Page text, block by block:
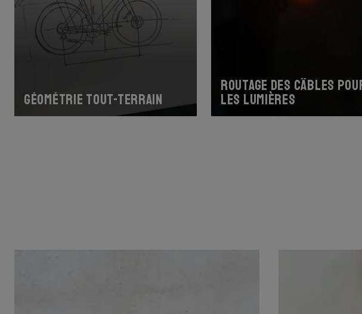
Géométrie tout-terrain
Routage des câbles
les lumières